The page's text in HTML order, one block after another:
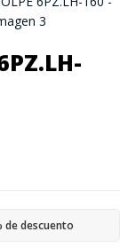
de descuento